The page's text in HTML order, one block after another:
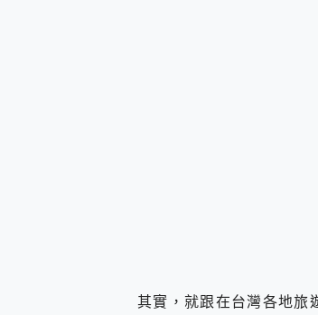
其實，就跟在台灣各地旅